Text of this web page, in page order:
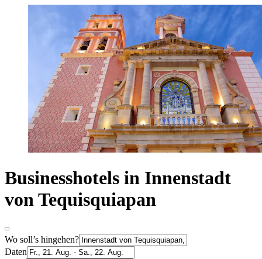
Businesshotels in Innenstadt
von Tequisquiapan
Wo soll’s hingehen?
Daten